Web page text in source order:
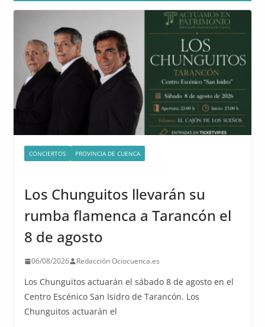
CONCIERTOS
PROVINCIA DE CUENCA
Los Chunguitos llevarán su
rumba flamenca a Tarancón el
8 de agosto
06/08/2026 Redacción Ociocuenca.es
Los Chunguitos actuarán el sábado 8 de agosto en el
Centro Escénico San Isidro de Tarancón. Los
Chunguitos actuarán el